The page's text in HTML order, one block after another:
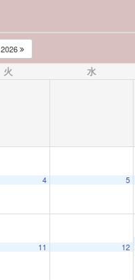
2026
火 水
4 5
11 12